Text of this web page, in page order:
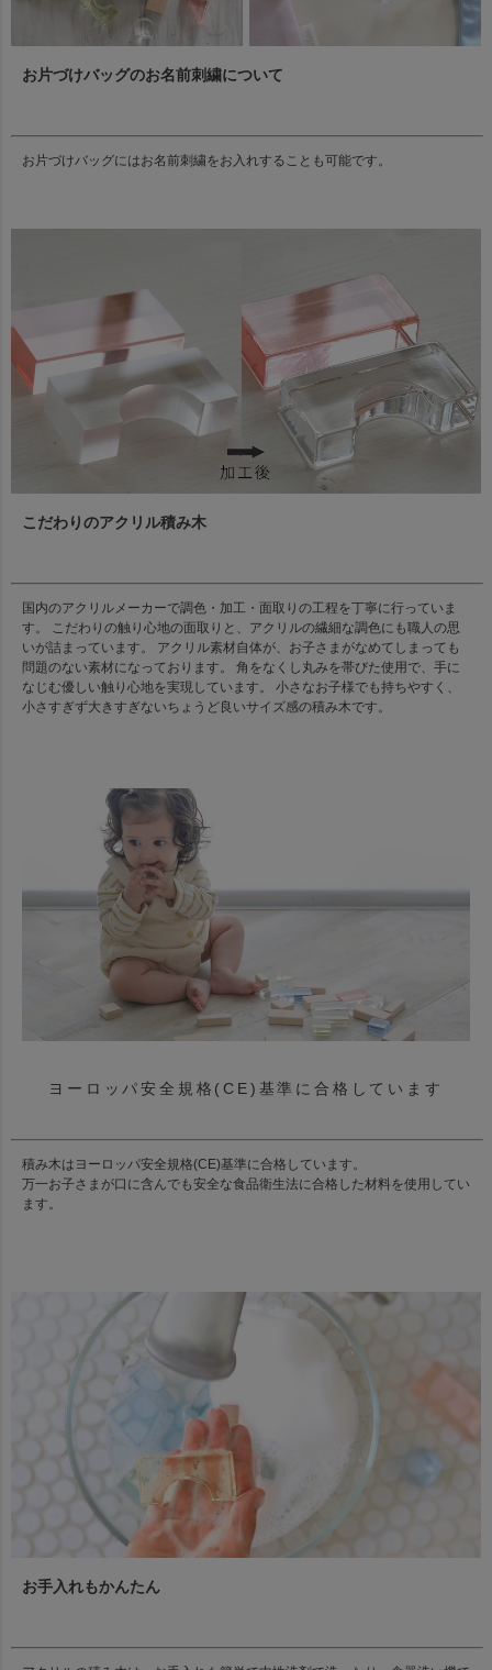
お片づけバッグのお名前刺繍について
お片づけバッグにはお名前刺繍をお入れすることも可能です。
こだわりのアクリル積み木
国内のアクリルメーカーで調色・加工・面取りの工程を丁寧に行っていま
す。 こだわりの触り心地の面取りと、アクリルの繊細な調色にも職人の思
いが詰まっています。 アクリル素材自体が、お子さまがなめてしまっても
問題のない素材になっております。 角をなくし丸みを帯びた使用で、手に
なじむ優しい触り心地を実現しています。 小さなお子様でも持ちやすく、
小さすぎず大きすぎないちょうど良いサイズ感の積み木です。
ヨーロッパ安全規格(CE)基準に合格しています
積み木はヨーロッパ安全規格(CE)基準に合格しています。
万一お子さまが口に含んでも安全な食品衛生法に合格した材料を使用してい
ます。
お手入れもかんたん